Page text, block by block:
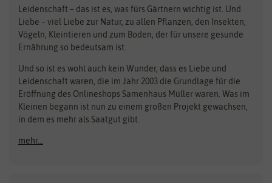
Obstsamen
Pilzbrut
Rasensamen
Steckzwiebeln
Zimmer & Kübelpflanzen
Kataloge
Schnäppchen
Anzucht & Gartenzubehör
Anzuchtschalen
Bingenheimer Saatgut
BioBalu
Bionana
BIOWOL
Blumicorn
Bûten Birds
Dürr-Samen
elho
Feldsaaten Freudenberger
Fertil
Flora Elite
Leidenschaft – das ist es, was fürs Gärtnern wichtig ist. Und
Liebe – viel Liebe zur Natur, zu allen Pflanzen, den Insekten,
Vögeln, Kleintieren und zum Boden, der für unsere gesunde
Ernährung so bedeutsam ist.
Und so ist es wohl auch kein Wunder, dass es Liebe und
Leidenschaft waren, die im Jahr 2003 die Grundlage für die
Eröffnung des Onlineshops Samenhaus Müller waren. Was im
Kleinen begann ist nun zu einem großen Projekt gewachsen,
in dem es mehr als Saatgut gibt.
mehr...